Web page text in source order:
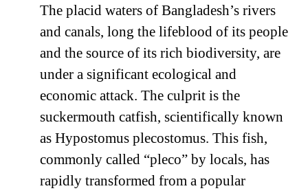
The placid waters of Bangladesh’s rivers
and canals, long the lifeblood of its people
and the source of its rich biodiversity, are
under a significant ecological and
economic attack. The culprit is the
suckermouth catfish, scientifically known
as Hypostomus plecostomus. This fish,
commonly called “pleco” by locals, has
rapidly transformed from a popular